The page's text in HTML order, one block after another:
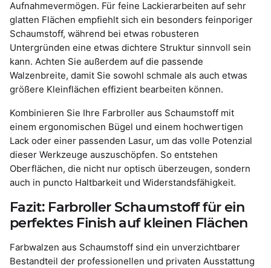
Aufnahmevermögen. Für feine Lackierarbeiten auf sehr
glatten Flächen empfiehlt sich ein besonders feinporiger
Schaumstoff, während bei etwas robusteren
Untergründen eine etwas dichtere Struktur sinnvoll sein
kann. Achten Sie außerdem auf die passende
Walzenbreite, damit Sie sowohl schmale als auch etwas
größere Kleinflächen effizient bearbeiten können.
Kombinieren Sie Ihre Farbroller aus Schaumstoff mit
einem ergonomischen Bügel und einem hochwertigen
Lack oder einer passenden Lasur, um das volle Potenzial
dieser Werkzeuge auszuschöpfen. So entstehen
Oberflächen, die nicht nur optisch überzeugen, sondern
auch in puncto Haltbarkeit und Widerstandsfähigkeit.
Fazit: Farbroller Schaumstoff für ein
perfektes Finish auf kleinen Flächen
Farbwalzen aus Schaumstoff sind ein unverzichtbarer
Bestandteil der professionellen und privaten Ausstattung